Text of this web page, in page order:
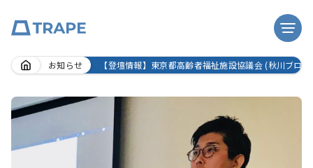
Skip
content
お知らせ 【登壇情報】東京都高齢者福祉施設協議会 (秋川ブロ